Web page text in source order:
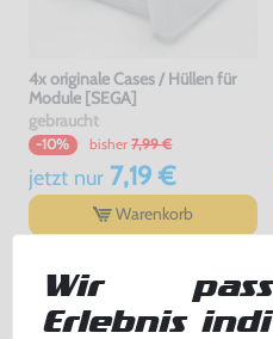
4x originale Cases / Hüllen für
Module [SEGA]
gebraucht
-10% bisher 7,99 €
jetzt nur7,19 €
Warenkorb
Wir
Erlebnis